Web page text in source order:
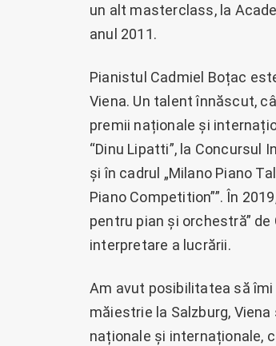
un alt masterclass, la
anul 2011.
Pianistul Cadmiel Boțac
Viena. Un talent înnăscut,
premii naționale și
“Dinu Lipatti”, la Concursul
și în cadrul „Milano Piano
Piano Competition””. În
pentru pian și orchestră”
interpretare a lucrării.
Am avut posibilitatea să
măiestrie la Salzburg,
naționale și internaționale,